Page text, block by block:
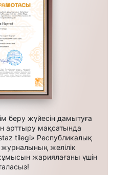
беру жүйесін дамытуға
арттыру мақсатында
tilegi» Республикалық
желілік
жариялағаны үшін